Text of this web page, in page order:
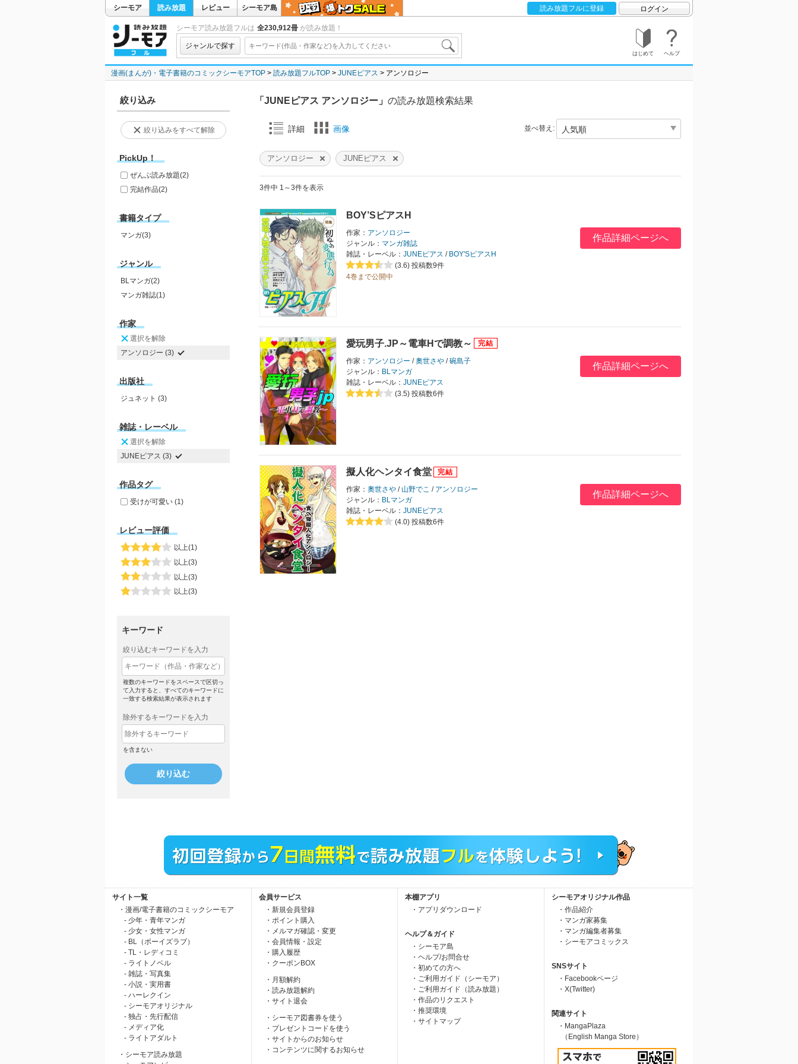
シーモア 読み放題 レビュー シーモア島 読み放題フルに登録 ログイン
シーモア読み放題フルは 全230,912冊 が読み放題！
ジャンルで探す
はじめて ヘルプ
漫画(まんが)・電子書籍のコミックシーモアTOP 読み放題フルTOP JUNEピアス アンソロジー
絞り込み
絞り込みをすべて解除
PickUp！
ぜんぶ読み放題(2)
完結作品(2)
書籍タイプ
マンガ(3)
ジャンル
BLマンガ(2)
マンガ雑誌(1)
作家
選択を解除
アンソロジー (3)
出版社
ジュネット (3)
雑誌・レーベル
選択を解除
JUNEピアス (3)
作品タグ
受けが可愛い (1)
レビュー評価
以上(1)
以上(3)
以上(3)
以上(3)
キーワード
絞り込むキーワードを入力
複数のキーワードをスペースで区切っ
て入力すると、すべてのキーワードに
一致する検索結果が表示されます
除外するキーワードを入力
を含まない
絞り込む
「JUNEピアス アンソロジー」 の読み放題検索結果
詳細 画像 並べ替え:
アンソロジー JUNEピアス
3件中 1～3件を表示
BOY’SピアスH
作家： アンソロジー
ジャンル： マンガ雑誌
雑誌・レーベル： JUNEピアス / BOY'SピアスH
(3.6) 投稿数9件
4巻まで公開中
作品詳細ページへ
愛玩男子.JP～電車Hで調教～
作家： アンソロジー /奧世さや /碗島子
ジャンル： BLマンガ
雑誌・レーベル： JUNEピアス
(3.5) 投稿数6件
作品詳細ページへ
擬人化ヘンタイ食堂
作家： 奧世さや / 山野でこ / アンソロジー
ジャンル： BLマンガ
雑誌・レーベル： JUNEピアス
(4.0) 投稿数6件
作品詳細ページへ
サイト一覧
・漫画/電子書籍のコミックシーモア
- 少年・青年マンガ
- 少女・女性マンガ
- BL（ボーイズラブ）
- TL・レディコミ
- ライトノベル
- 雑誌・写真集
- 小説・実用書
- ハーレクイン
- シーモアオリジナル
- 独占・先行配信
- メディア化
- ライトアダルト
・シーモア読み放題
会員サービス
・新規会員登録
・ポイント購入
・メルマガ確認・変更
・会員情報・設定
・購入履歴
・クーポンBOX
・月額解約
・読み放題解約
・サイト退会
・シーモア図書券を使う
・プレゼントコードを使う
・サイトからのお知らせ
・コンテンツに関するお知らせ
本棚アプリ
・アプリダウンロード
ヘルプ＆ガイド
・シーモア島
・ヘルプ/お問合せ
・初めての方へ
・ご利用ガイド（シーモア）
・ご利用ガイド（読み放題）
・作品のリクエスト
・推奨環境
・サイトマップ
シーモアオリジナル作品
・作品紹介
・マンガ家募集
・マンガ編集者募集
・シーモアコミックス
SNSサイト
・Facebookページ
・X(Twitter)
関連サイト
・MangaPlaza
（English Manga Store）